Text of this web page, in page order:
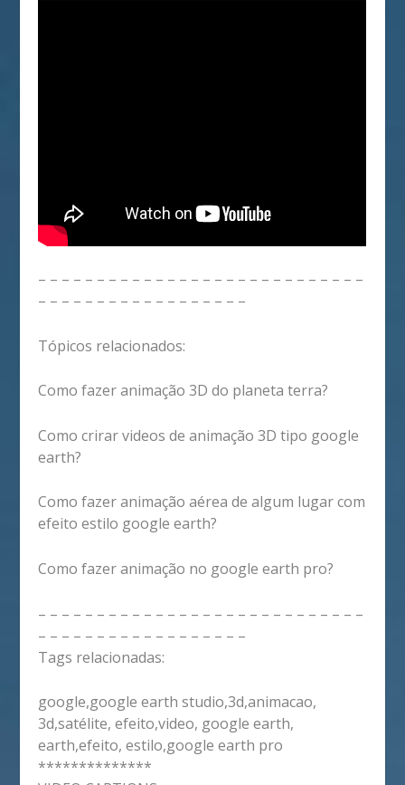
– – – – – – – – – – – – – – – – – – – – – – – – – – – –
– – – – – – – – – – – – – – – – – –
Tópicos relacionados:
Como fazer animação 3D do planeta terra?
Como crirar videos de animação 3D tipo google
earth?
Como fazer animação aérea de algum lugar com
efeito estilo google earth?
Como fazer animação no google earth pro?
– – – – – – – – – – – – – – – – – – – – – – – – – – – –
– – – – – – – – – – – – – – – – – –
Tags relacionadas:
google,google earth studio,3d,animacao,
3d,satélite, efeito,video, google earth,
earth,efeito, estilo,google earth pro
**************